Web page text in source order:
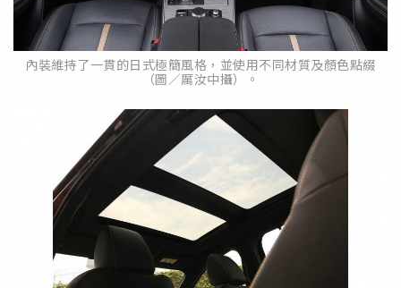
內裝維持了一貫的日式極簡風格，並使用不同材質及顏色點綴
（圖／厲汝中攝）。